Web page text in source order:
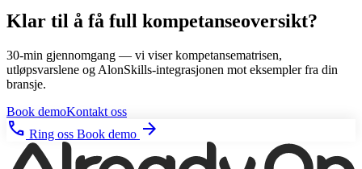
Klar til å få full kompetanseoversikt?
30-min gjennomgang — vi viser kompetansematrisen,
utløpsvarslene og AlonSkills-integrasjonen mot eksempler fra din
bransje.
Book demoKontakt oss
phone Ring oss Book demo arrow_forward